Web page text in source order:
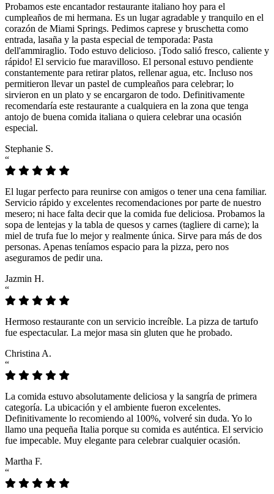
Probamos este encantador restaurante italiano hoy para el
cumpleaños de mi hermana. Es un lugar agradable y tranquilo en el
corazón de Miami Springs. Pedimos caprese y bruschetta como
entrada, lasaña y la pasta especial de temporada: Pasta
dell'ammiraglio. Todo estuvo delicioso. ¡Todo salió fresco, caliente y
rápido! El servicio fue maravilloso. El personal estuvo pendiente
constantemente para retirar platos, rellenar agua, etc. Incluso nos
permitieron llevar un pastel de cumpleaños para celebrar; lo
sirvieron en un plato y se encargaron de todo. Definitivamente
recomendaría este restaurante a cualquiera en la zona que tenga
antojo de buena comida italiana o quiera celebrar una ocasión
especial.
Stephanie S.
“
El lugar perfecto para reunirse con amigos o tener una cena familiar.
Servicio rápido y excelentes recomendaciones por parte de nuestro
mesero; ni hace falta decir que la comida fue deliciosa. Probamos la
sopa de lentejas y la tabla de quesos y carnes (tagliere di carne); la
miel de trufa fue lo mejor y realmente única. Sirve para más de dos
personas. Apenas teníamos espacio para la pizza, pero nos
aseguramos de pedir una.
Jazmin H.
“
Hermoso restaurante con un servicio increíble. La pizza de tartufo
fue espectacular. La mejor masa sin gluten que he probado.
Christina A.
“
La comida estuvo absolutamente deliciosa y la sangría de primera
categoría. La ubicación y el ambiente fueron excelentes.
Definitivamente lo recomiendo al 100%, volveré sin duda. Yo lo
llamo una pequeña Italia porque su comida es auténtica. El servicio
fue impecable. Muy elegante para celebrar cualquier ocasión.
Martha F.
“